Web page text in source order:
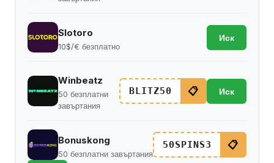
Slotoro
10$/€ безплатно
Иск
Winbeatz
50 безплатни
завъртания
BLITZ50 📋 Иск
Bonuskong
50 безплатни завъртания
50SPINS3 📋